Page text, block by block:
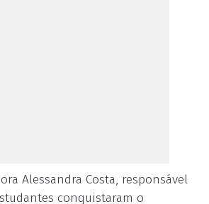
Alessandra Costa, responsável
conquistaram o